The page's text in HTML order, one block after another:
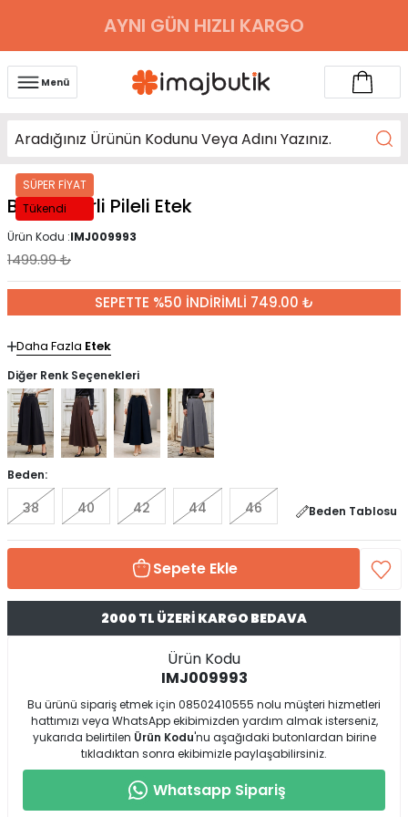
AYNI GÜN HIZLI KARGO
Menü
SÜPER FİYAT
Tükendi
Bej Kemerli Pileli Etek
Ürün Kodu :IMJ009993
1499.99₺
SEPETTE %50 İNDİRİMLİ 749.00 ₺
Daha Fazla Etek
Diğer Renk Seçenekleri
Beden:
38 40 42 44 46 Beden Tablosu
Sepete Ekle
2000 TL ÜZERİ KARGO BEDAVA
Ürün Kodu
IMJ009993
Bu ürünü sipariş etmek için 08502410555 nolu müşteri hizmetleri
hattımızı veya WhatsApp ekibimizden yardım almak isterseniz,
yukarıda belirtilen Ürün Kodu'nu aşağıdaki butonlardan birine
tıkladıktan sonra ekibimizle paylaşabilirsiniz.
Whatsapp Sipariş